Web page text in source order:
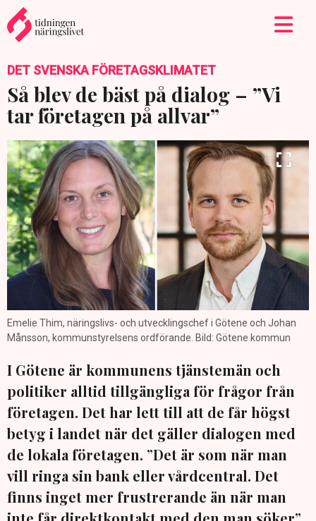
DET SVENSKA FÖRETAGSKLIMATET
Så blev de bäst på dialog – ”Vi
tar företagen på allvar”
Emelie Thim, näringslivs- och utvecklingschef i Götene och Johan
Månsson, kommunstyrelsens ordförande. Bild: Götene kommun
I Götene är kommunens tjänstemän och
politiker alltid tillgängliga för frågor från
företagen. Det har lett till att de får högst
betyg i landet när det gäller dialogen med
de lokala företagen. ”Det är som när man
vill ringa sin bank eller vårdcentral. Det
finns inget mer frustrerande än när man